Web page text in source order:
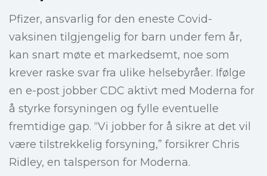
Pfizer, ansvarlig for den eneste Covid-
vaksinen tilgjengelig for barn under fem år,
kan snart møte et markedsemt, noe som
krever raske svar fra ulike helsebyråer. Ifølge
en e-post jobber CDC aktivt med Moderna for
å styrke forsyningen og fylle eventuelle
fremtidige gap. “Vi jobber for å sikre at det vil
være tilstrekkelig forsyning,” forsikrer Chris
Ridley, en talsperson for Moderna.